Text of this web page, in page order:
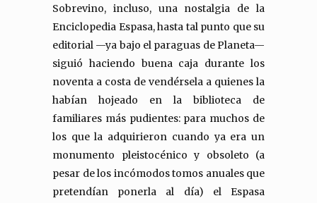
Sobrevino, incluso, una nostalgia de la
Enciclopedia Espasa, hasta tal punto que su
editorial —ya bajo el paraguas de Planeta—
siguió haciendo buena caja durante los
noventa a costa de vendérsela a quienes la
habían hojeado en la biblioteca de
familiares más pudientes: para muchos de
los que la adquirieron cuando ya era un
monumento pleistocénico y obsoleto (a
pesar de los incómodos tomos anuales que
pretendían ponerla al día) el Espasa